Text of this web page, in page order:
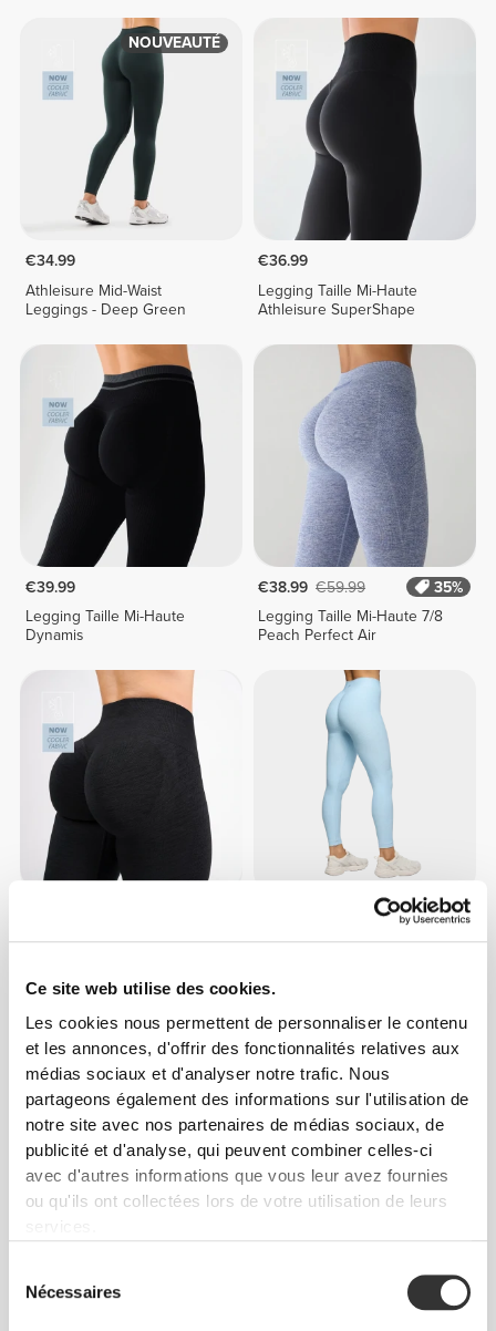
Ce site web utilise des cookies.
Les cookies nous permettent de personnaliser le contenu
et les annonces, d'offrir des fonctionnalités relatives aux
médias sociaux et d'analyser notre trafic. Nous
partageons également des informations sur l'utilisation de
notre site avec nos partenaires de médias sociaux, de
publicité et d'analyse, qui peuvent combiner celles-ci
avec d'autres informations que vous leur avez fournies
ou qu'ils ont collectées lors de votre utilisation de leurs
Nécessaires
NOUVEAUTÉ
€34.99
Athleisure Mid-Waist
Leggings - Deep Green
€36.99
Legging Taille Mi-Haute
Athleisure SuperShape
€39.99
Legging Taille Mi-Haute
Dynamis
€38.99 €59.99
35%
Legging Taille Mi-Haute 7/8
Peach Perfect Air
Legging Taille Mi-Haute
40%
Legging Taille Normale
€41.99 €59.99
30%
MuseFit
€41.99 €59.99
30%